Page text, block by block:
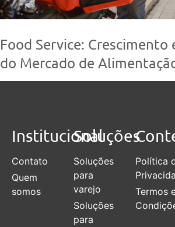
Food Service: Crescimento
do Mercado de
Institucional
Contato
Quem
somos
Soluções
Soluções
para
varejo
Soluções
para
Política
Termos